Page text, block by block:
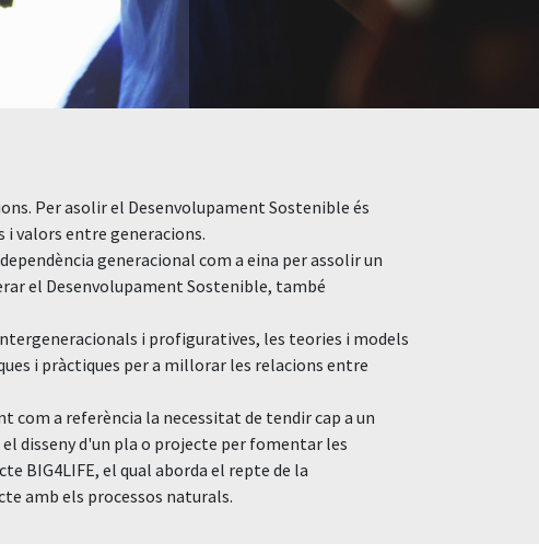
Per asolir el Desenvolupament Sostenible és
valors entre generacions.
generacional com a eina per assolir un
el Desenvolupament Sostenible, també
i profiguratives, les teories i models
i pràctiques per a millorar les relacions entre
com a referència la necessitat de tendir cap a un
disseny d'un pla o projecte per fomentar les
BIG4LIFE, el qual aborda el repte de la
amb els processos naturals.